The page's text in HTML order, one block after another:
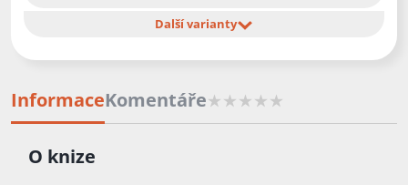
Další varianty
InformaceKomentáře
O knize